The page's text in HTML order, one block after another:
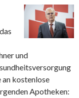
und
an kostenlose
Apotheken: